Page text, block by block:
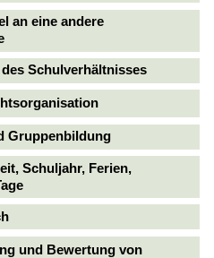
an eine andere
Schulverhältnisses
Gruppenbildung
Schuljahr, Ferien,
und Bewertung von